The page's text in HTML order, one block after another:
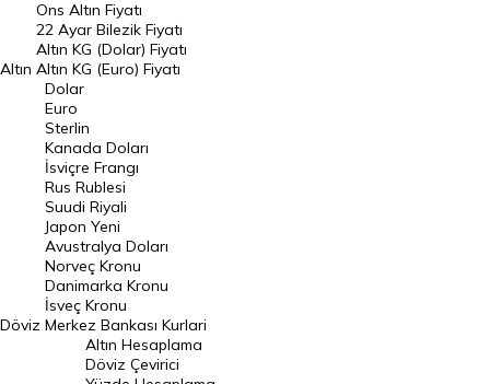
Döviz Kuru
Dolar Kuru
Euro Kuru
Pound Kuru
Frank Kuru
Riyal Kuru
Avustralya Doları
Danimarka Kronu Kuru
Kanada Doları Kuru
Norveç Kronu Kuru
İsveç Kronu Kuru
Altın
Ons Altın Fiyatı
22 Ayar Bilezik Fiyatı
Altın KG (Dolar) Fiyatı
Altın KG (Euro) Fiyatı
Döviz
Dolar
Euro
Sterlin
Kanada Doları
İsviçre Frangı
Rus Rublesi
Suudi Riyali
Japon Yeni
Avustralya Doları
Norveç Kronu
Danimarka Kronu
İsveç Kronu
Merkez Bankası Kurlari
Altın Hesaplama
Döviz Çevirici